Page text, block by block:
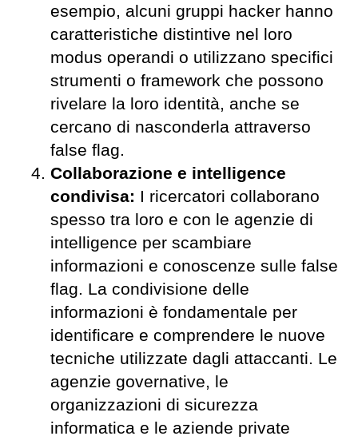
esempio, alcuni gruppi hacker hanno
caratteristiche distintive nel loro
modus operandi o utilizzano specifici
strumenti o framework che possono
rivelare la loro identità, anche se
cercano di nasconderla attraverso
false flag.
Collaborazione e intelligence
condivisa: I ricercatori collaborano
spesso tra loro e con le agenzie di
intelligence per scambiare
informazioni e conoscenze sulle false
flag. La condivisione delle
informazioni è fondamentale per
identificare e comprendere le nuove
tecniche utilizzate dagli attaccanti. Le
agenzie governative, le
organizzazioni di sicurezza
informatica e le aziende private